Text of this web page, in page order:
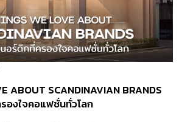
ABOUT SCANDINAVIAN BRANDS
องใจคอแฟชั่นทั่วโลก